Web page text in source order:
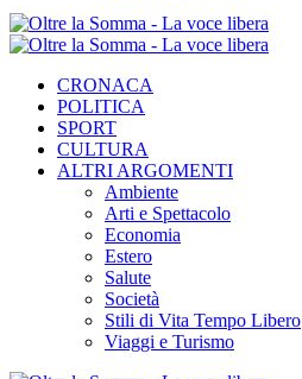
CRONACA
POLITICA
SPORT
CULTURA
ALTRI ARGOMENTI
Ambiente
Arti e Spettacolo
Economia
Estero
Salute
Società
Stili di Vita Tempo Libero
Viaggi e Turismo